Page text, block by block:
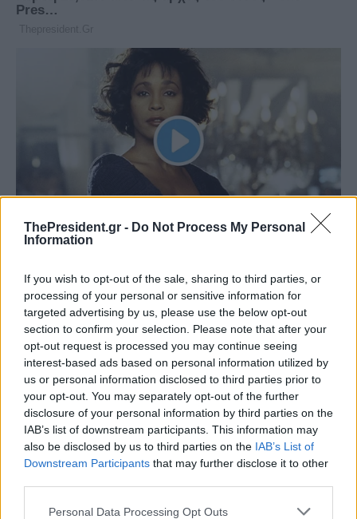
ThePresident.gr - Do Not Process My Personal
Information
If you wish to opt-out of the sale, sharing to third parties, or
processing of your personal or sensitive information for
targeted advertising by us, please use the below opt-out
section to confirm your selection. Please note that after your
opt-out request is processed you may continue seeing
interest-based ads based on personal information utilized by
us or personal information disclosed to third parties prior to
your opt-out. You may separately opt-out of the further
disclosure of your personal information by third parties on the
IAB’s list of downstream participants. This information may
also be disclosed by us to third parties on the IAB’s List of
Downstream Participants that may further disclose it to other
Personal Data Processing Opt Outs